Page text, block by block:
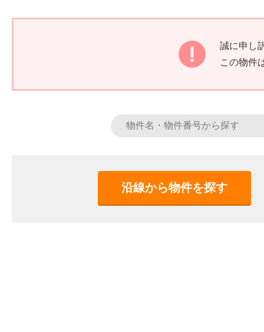
誠に申し
この物件
沿線から物件を探す